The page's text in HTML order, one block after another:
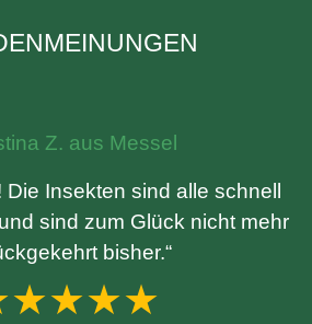
Z. aus Messel
Die Insekten sind alle schnell
sind zum Glück nicht mehr
bisher.“